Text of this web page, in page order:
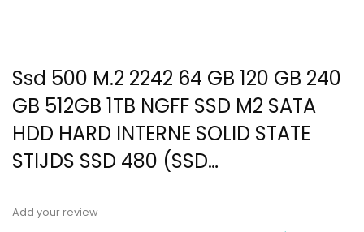
Ssd 500 M.2 2242 64 GB 120 GB 240
GB 512GB 1TB NGFF SSD M2 SATA
HDD HARD INTERNE SOLID STATE
STIJDS SSD 480 (SSD…
Add your review